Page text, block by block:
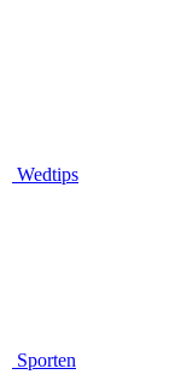
Wedtips
Sporten